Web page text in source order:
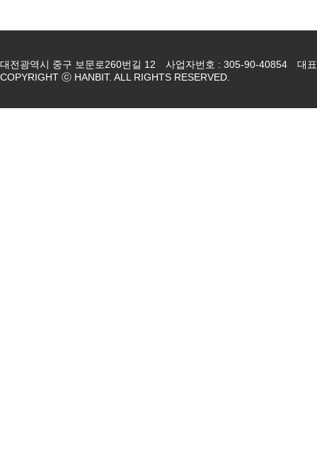
대전광역시 중구 보문로260번길 12 사업자번호 : 305-90-40854 대
COPYRIGHT ⓒ HANBIT. ALL RIGHTS RESERVED.